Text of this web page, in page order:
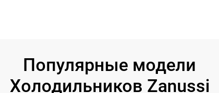
Популярные модели
Холодильников Zanussi